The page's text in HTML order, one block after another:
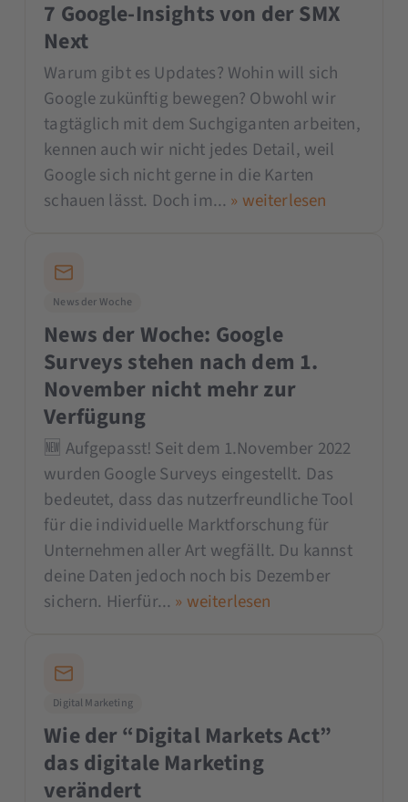
7 Google-Insights von der SMX
Next
Warum gibt es Updates? Wohin will sich
Google zukünftig bewegen? Obwohl wir
tagtäglich mit dem Suchgiganten arbeiten,
kennen auch wir nicht jedes Detail, weil
Google sich nicht gerne in die Karten
schauen lässt. Doch im... » weiterlesen
News der Woche
News der Woche: Google
Surveys stehen nach dem 1.
November nicht mehr zur
Verfügung
🆕 Aufgepasst! Seit dem 1.November 2022
wurden Google Surveys eingestellt. Das
bedeutet, dass das nutzerfreundliche Tool
für die individuelle Marktforschung für
Unternehmen aller Art wegfällt. Du kannst
deine Daten jedoch noch bis Dezember
sichern. Hierfür... » weiterlesen
Digital Marketing
Wie der “Digital Markets Act”
das digitale Marketing
verändert